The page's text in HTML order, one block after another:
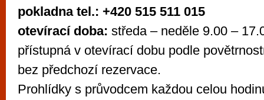
pokladna tel.: +420 515 511 015
otevírací doba: středa – neděle 9.00 –
přístupná v otevírací dobu podle
bez předchozí rezervace.
Prohlídky s průvodcem každou celou